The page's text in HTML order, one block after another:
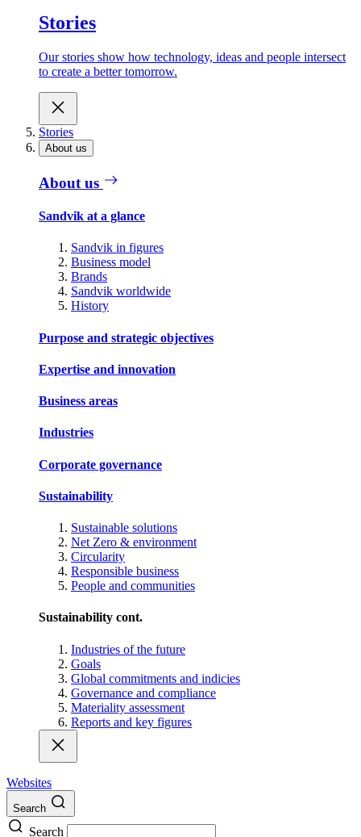
Stories
Our stories show how technology, ideas and people intersect
to create a better tomorrow.
Stories
About us
About us
Sandvik at a glance
Sandvik in figures
Business model
Brands
Sandvik worldwide
History
Purpose and strategic objectives
Expertise and innovation
Business areas
Industries
Corporate governance
Sustainability
Sustainable solutions
Net Zero & environment
Circularity
Responsible business
People and communities
Sustainability cont.
Industries of the future
Goals
Global commitments and indicies
Governance and compliance
Materiality assessment
Reports and key figures
Websites
Search
Search